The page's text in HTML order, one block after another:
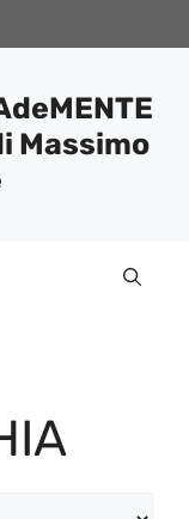
Massimo